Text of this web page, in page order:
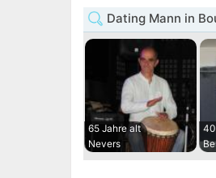
Dating Mann in
65 Jahre alt
Nevers